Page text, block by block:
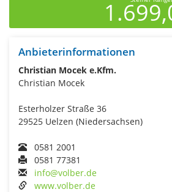
Anbieterinformationen
Christian Mocek e.Kfm.
Christian Mocek
Esterholzer Straße 36
29525 Uelzen (Niedersachsen)
0581 2001
0581 77381
info@volber.de
www.volber.de